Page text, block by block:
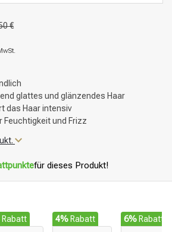
€
glattes und glänzendes Haar
das Haar intensiv
Feuchtigkeit und Frizz
für dieses Produkt!
Rabatt 4% Rabatt 6% Rabatt